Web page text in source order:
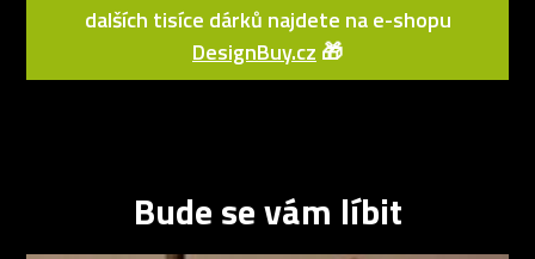
dalších tisíce dárků najdete na e-shopu
DesignBuy.cz 🎁
Bude se vám líbit